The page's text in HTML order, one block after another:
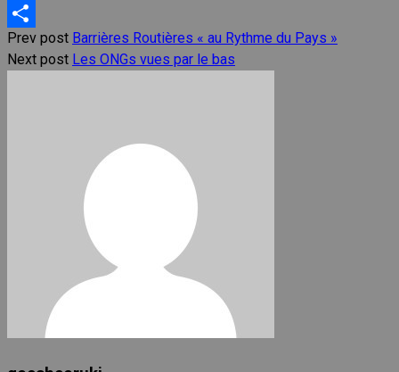
Messenger
Share
Prev post Barrières Routières « au Rythme du Pays »
Next post Les ONGs vues par le bas